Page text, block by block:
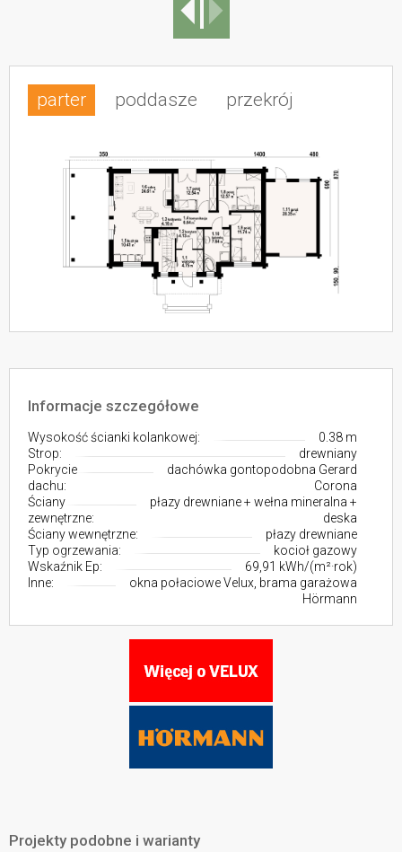
parter poddasze przekrój
Informacje szczegółowe
Wysokość ścianki kolankowej:
0.38 m
Strop:
drewniany
Pokrycie
dachu:
dachówka gontopodobna Gerard
Corona
Ściany
zewnętrzne:
płazy drewniane + wełna mineralna +
deska
Ściany wewnętrzne:
płazy drewniane
Typ ogrzewania:
kocioł gazowy
Wskaźnik Ep:
69,91 kWh/(m²·rok)
Inne:
okna połaciowe Velux, brama garażowa
Hörmann
Projekty podobne i warianty